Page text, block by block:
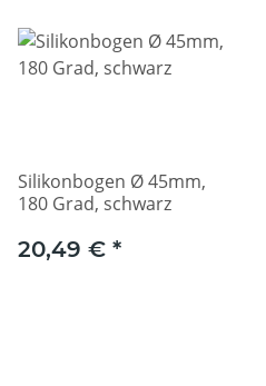
Silikonbogen Ø 45mm,
180 Grad, schwarz
20,49 € *